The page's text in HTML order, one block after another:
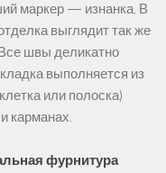
маркер — изнанка. В
выглядит так же
швы деликатно
выполняется из
или полоска)
карманах.
фурнитура